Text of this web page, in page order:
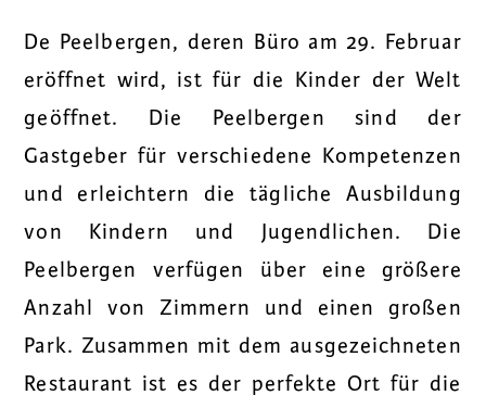
De Peelbergen, deren Büro am 29. Februar
eröffnet wird, ist für die Kinder der Welt
geöffnet. Die Peelbergen sind der
Gastgeber für verschiedene Kompetenzen
und erleichtern die tägliche Ausbildung
von Kindern und Jugendlichen. Die
Peelbergen verfügen über eine größere
Anzahl von Zimmern und einen großen
Park. Zusammen mit dem ausgezeichneten
Restaurant ist es der perfekte Ort für die